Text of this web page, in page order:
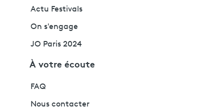
Actu Festivals
On s'engage
JO Paris 2024
À votre écoute
FAQ
Nous contacter